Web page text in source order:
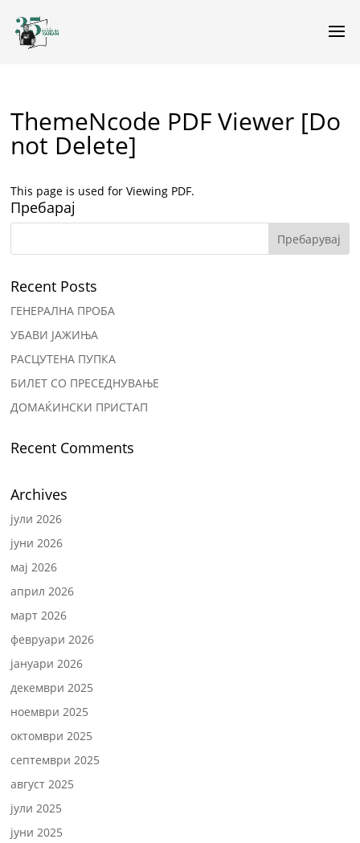
ThemeNcode PDF Viewer [Do
not Delete]
This page is used for Viewing PDF.
Пребарај
Recent Posts
ГЕНЕРАЛНА ПРОБА
УБАВИ ЈАЖИЊА
РАСЦУТЕНА ПУПКА
БИЛЕТ СО ПРЕСЕДНУВАЊЕ
ДОМАЌИНСКИ ПРИСТАП
Recent Comments
Archives
јули 2026
јуни 2026
мај 2026
април 2026
март 2026
февруари 2026
јануари 2026
декември 2025
ноември 2025
октомври 2025
септември 2025
август 2025
јули 2025
јуни 2025